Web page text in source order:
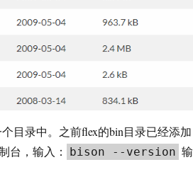
目录中。之前flex的bin目录已经添加
台，输入：
bison --version 输